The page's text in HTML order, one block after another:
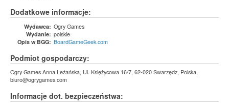
Dodatkowe informacje:
Wydawca: Ogry Games
Wydanie: polskie
Opis w BGG: BoardGameGeek.com
Podmiot gospodarczy:
Ogry Games Anna Leżańska, Ul. Księżycowa 16/7, 62-020 Swarzędz, Polska,
biuro@ogrygames.com
Informacje dot. bezpieczeństwa: